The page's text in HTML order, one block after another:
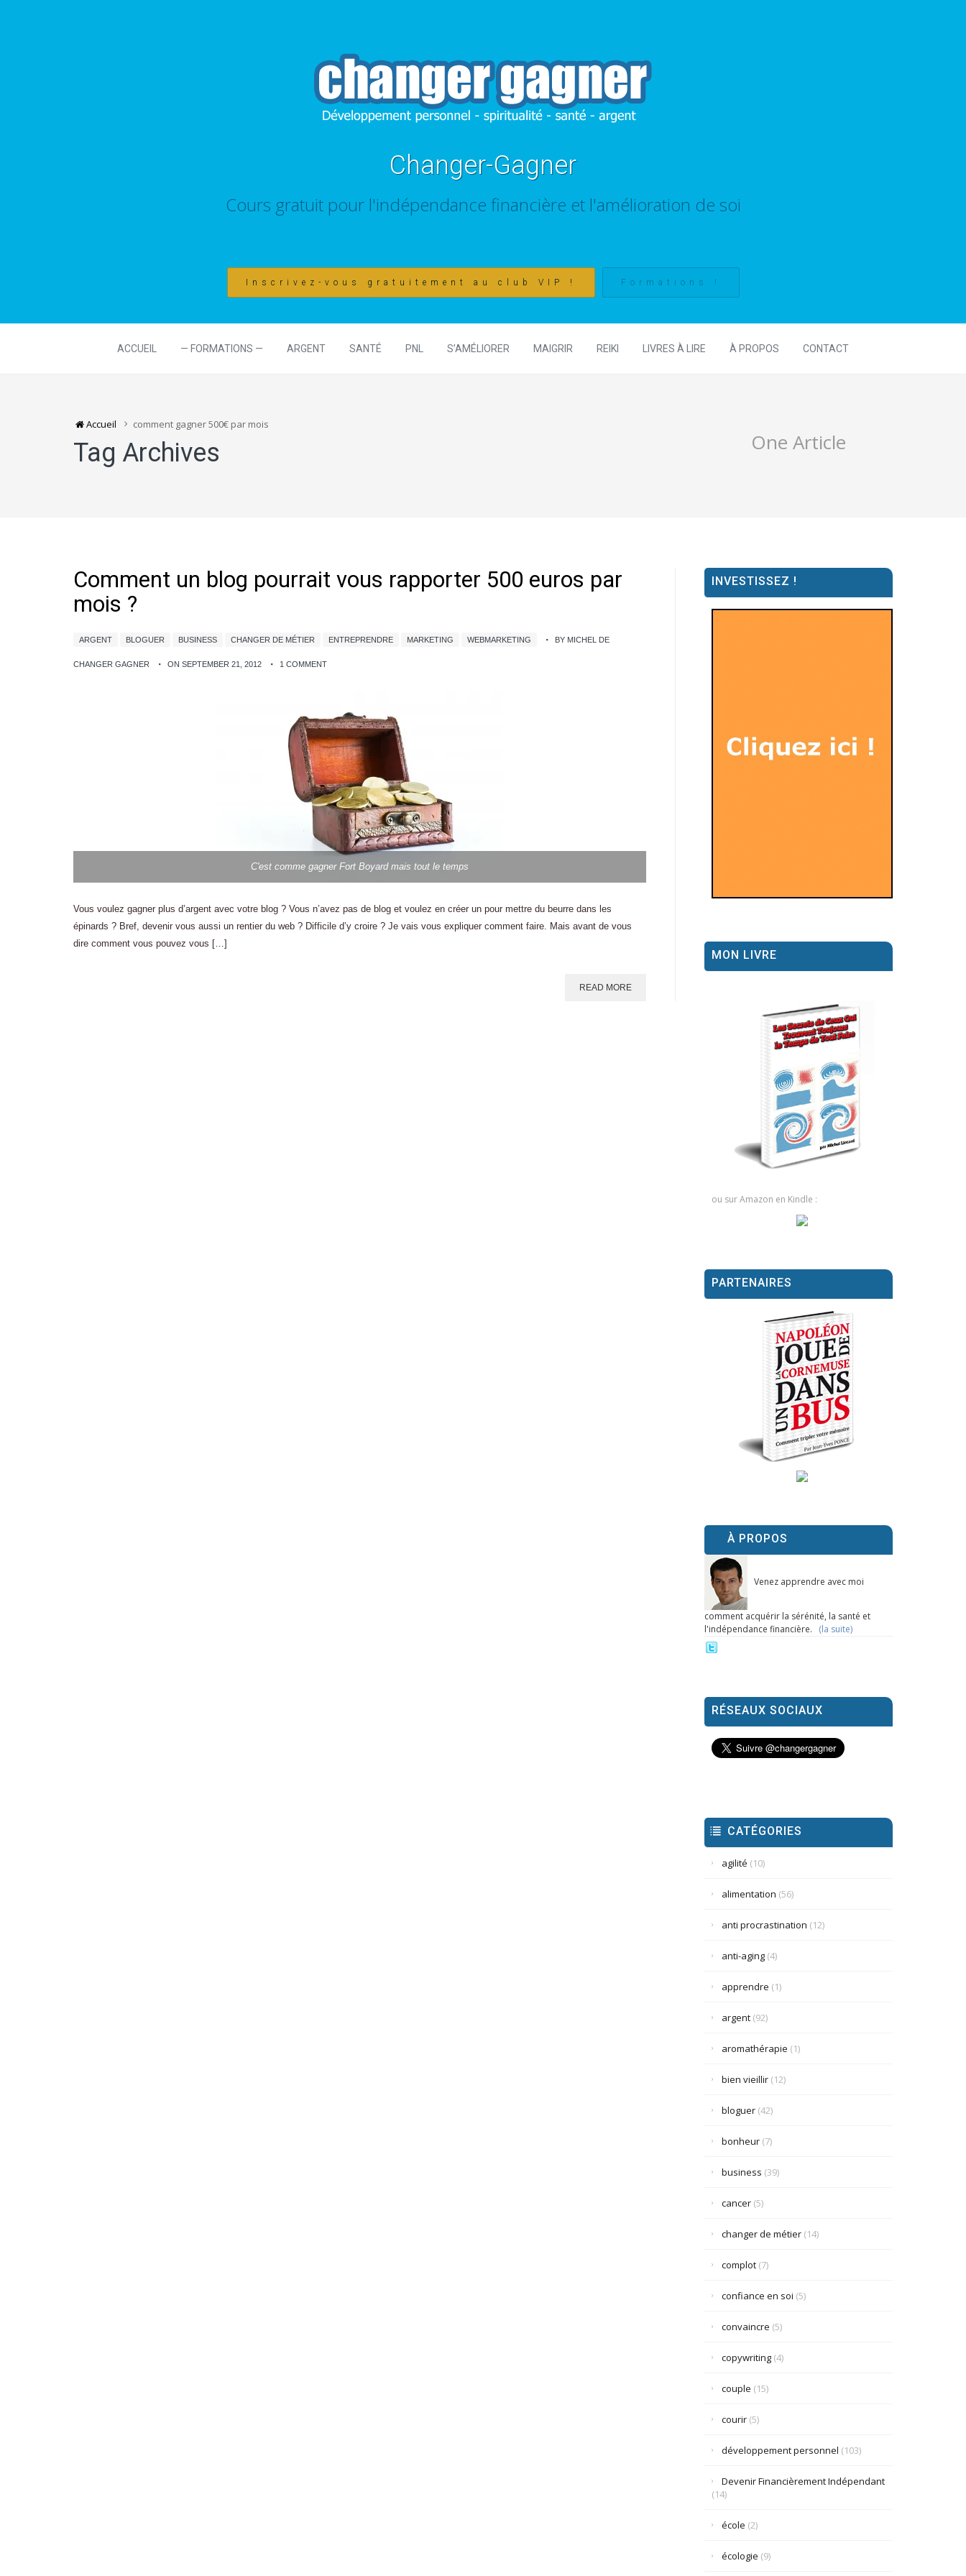
Changer-Gagner
Cours gratuit pour l'indépendance financière et l'amélioration de soi
Inscrivez-vous gratuitement au club VIP ! Formations !
ACCUEIL — FORMATIONS — ARGENT SANTÉ PNL S’AMÉLIORER MAIGRIR REIKI LIVRES À LIRE À PROPOS CONTACT
Accueil comment gagner 500€ par mois
Tag Archives One Article
Comment un blog pourrait vous rapporter 500 euros par
mois ?
ARGENT BLOGUER BUSINESS CHANGER DE MÉTIER ENTREPRENDRE MARKETING WEBMARKETING BY MICHEL DE
CHANGER GAGNER ON SEPTEMBER 21, 2012 1 COMMENT
C'est comme gagner Fort Boyard mais tout le temps
Vous voulez gagner plus d’argent avec votre blog ? Vous n’avez pas de blog et voulez en créer un pour mettre du beurre dans les
épinards ? Bref, devenir vous aussi un rentier du web ? Difficile d’y croire ? Je vais vous expliquer comment faire. Mais avant de vous
dire comment vous pouvez vous […]
READ MORE
INVESTISSEZ !
MON LIVRE
ou sur Amazon en Kindle :
PARTENAIRES
À PROPOS
Venez apprendre avec moi
comment acquérir la sérénité, la santé et
l'indépendance financière. (la suite)
RÉSEAUX SOCIAUX
CATÉGORIES
agilité (10)
alimentation (56)
anti procrastination (12)
anti-aging(4)
apprendre (1)
argent(92)
aromathérapie (1)
bien vieillir(12)
bloguer(42)
bonheur(7)
business (39)
cancer(5)
changer de métier(14)
complot(7)
confiance en soi (5)
convaincre (5)
copywriting(4)
couple (15)
courir(5)
développement personnel (103)
Devenir Financièrement Indépendant
(14)
école (2)
écologie (9)